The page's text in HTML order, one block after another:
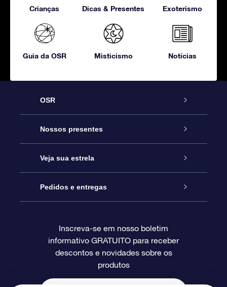
Crianças Dicas & Presentes Exoterismo
Guia da OSR Misticismo Notícias
OSR
Serviço
Entre em contato conosco
Blog
Avaliações
Nossos presentes
Presente estrelar on-line
Pacote de presente da OSR
O cartão de presente da OSR
Presentes corporativos
Veja sua estrela
Star Register
Página estelar personalizada
Um Milhão de Estrelas
Pedidos e entregas
Informações de pagamento
Inscreva-se em nosso boletim
informativo GRATUITO para receber
descontos e novidades sobre os
produtos